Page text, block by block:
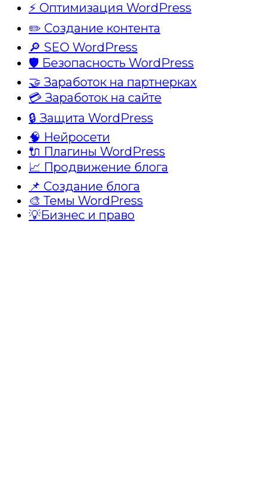
⚡ Оптимизация WordPress
✏️ Создание контента
🔎 SEO WordPress
🛡️ Безопасность WordPress
🤝 Заработок на партнерках
💳 Заработок на сайте
🔒 Защита WordPress
🧠 Нейросети
🔌 Плагины WordPress
📈 Продвижение блога
📌 Создание блога
🎨 Темы WordPress
💡Бизнес и право